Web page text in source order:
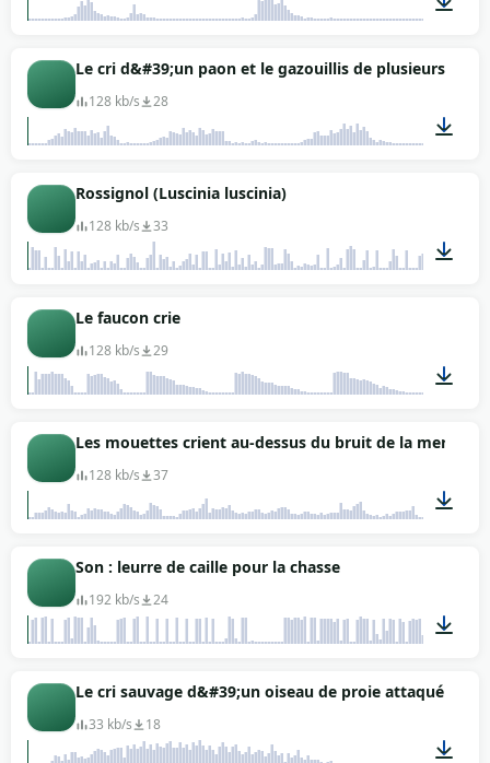
00:01
Le cri d&#39;un paon et le gazouillis de plusieurs
128 kb/s 28
Rossignol (Luscinia luscinia)
128 kb/s 33
Le faucon crie
128 kb/s 29
00:18
Les mouettes crient au-dessus du bruit de la mer
128 kb/s 37
Son : leurre de caille pour la chasse
192 kb/s 24
01:29
Le cri sauvage d&#39;un oiseau de proie attaqué
33 kb/s 18